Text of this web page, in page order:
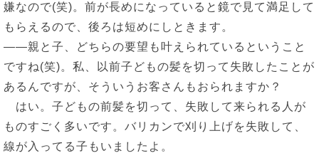
嫌なので(笑)。前が長めになっていると鏡で見て満足して
もらえるので、後ろは短めにしときます。
――親と子、どちらの要望も叶えられているということ
ですね(笑)。私、以前子どもの髪を切って失敗したことが
あるんですが、そういうお客さんもおられますか？
はい。子どもの前髪を切って、失敗して来られる人が
ものすごく多いです。バリカンで刈り上げを失敗して、
線が入ってる子もいましたよ。